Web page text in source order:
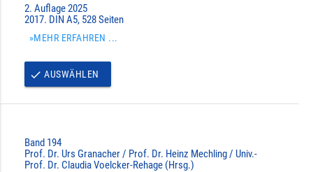
2. Auflage 2025
2017. DIN A5, 528 Seiten
»MEHR ERFAHREN ...
done AUSWÄHLEN
Band 194
Prof. Dr. Urs Granacher / Prof. Dr. Heinz Mechling / Univ.-
Prof. Dr. Claudia Voelcker-Rehage (Hrsg.)